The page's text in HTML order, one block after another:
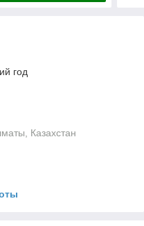
год
Казахстан